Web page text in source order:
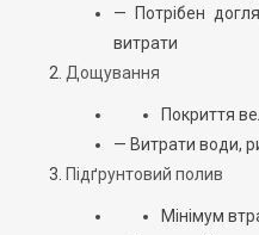
— Потрібен
витрати
Дощування
Покриття
— Витрати води,
Підґрунтовий полив
Мінімум